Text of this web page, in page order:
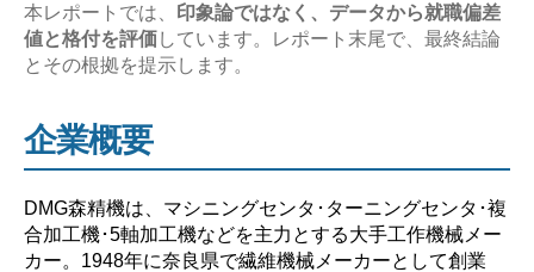
本レポートでは、 印象論ではなく、データから就職偏差
値と格付を評価しています。レポート末尾で、最終結論
とその根拠を提示します。
企業概要
DMG森精機は、マシニングセンタ･ターニングセンタ･複
合加工機･5軸加工機などを主力とする大手工作機械メー
カー。1948年に奈良県で繊維機械メーカーとして創業